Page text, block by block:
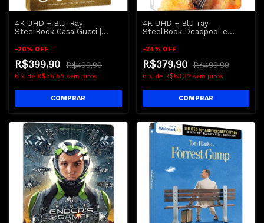
4K UHD + Blu-Ray
SteelBook Casa Gucci |
- Al Pacino - REGIÃO B
-20% OFF
R$399,90 R$499,90
6 x de R$66,65 sem juros
4K UHD + Blu-ray
SteelBook Deadpool e
-24% OFF
R$379,90 R$499,90
6 x de R$63,32 sem juros